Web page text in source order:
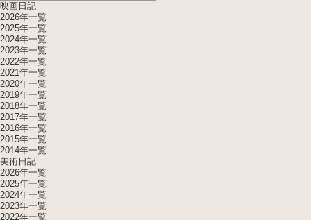
映画日記
2026年一覧
2025年一覧
2024年一覧
2023年一覧
2022年一覧
2021年一覧
2020年一覧
2019年一覧
2018年一覧
2017年一覧
2016年一覧
2015年一覧
2014年一覧
美術日記
2026年一覧
2025年一覧
2024年一覧
2023年一覧
2022年一覧